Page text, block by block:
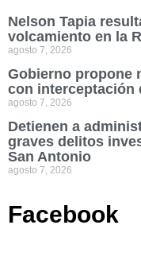
Nelson Tapia
volcamiento en la
agosto 7, 2026
Gobierno propone
con interceptación
agosto 7, 2026
Detienen a
graves delitos
San Antonio
agosto 7, 2026
Facebook